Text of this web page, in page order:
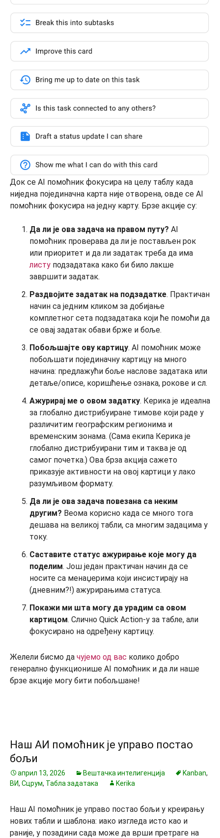
Док се AI помоћник фокусира на целу таблу када
ниједна појединачна карта није отворена, овде се AI
помоћник фокусира на једну карту. Брзе акције су:
Да ли је ова задача на правом путу? AI
помоћник проверава да ли је постављен рок
или приоритет и да ли задатак треба да има
листу подзадатака како би било лакше
завршити задатак.
Раздвојите задатак на подзадатке. Практичан
начин са једним кликом за добијање
комплетног сета подзадатака који ће помоћи да
се овај задатак обави брже и боље.
Побољшајте ову картицу. AI помоћник може
побољшати појединачну картицу на много
начина: предлажући боље наслове задатака или
детаље/описе, коришћење ознака, рокове и сл.
Ажурирај ме о овом задатку. Керика је идеална
за глобално дистрибуиране тимове који раде у
различитим географским регионима и
временским зонама. (Сама екипа Керика је
глобално дистрибуирани тим и таква је од
самог почетка.) Ова брза акција сажето
приказује активности на овој картици у лако
разумљивом формату.
Да ли је ова задача повезана са неким
другим? Веома корисно када се много тога
дешава на великој табли, са многим задацима у
току.
Саставите статус ажурирање које могу да
поделим. Још један практичан начин да се
носите са менаџерима који инсистирају на
(дневним?!) ажурирањима статуса.
Покажи ми шта могу да урадим са овом
картицом. Слично Quick Action-у за табле, али
фокусирано на одређену картицу.
Желели бисмо да чујемо од вас колико добро
генерално функционише AI помоћник и да ли наше
брзе акције могу бити побољшане!
Наш АИ помоћник је управо постао
бољи
април 13, 2026 Вештачка интелигенција Kanban,
ВИ, Сцрум, Табла задатака Kerika
Наш AI помоћник је управо постао бољи у креирању
нових табли и шаблона: иако изгледа исто као и
раније, у позадини сада може да врши претраге на